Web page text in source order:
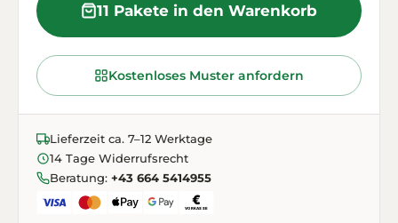
11 Pakete in den Warenkorb
Kostenloses Muster anfordern
Lieferzeit ca. 7–12 Werktage
14 Tage Widerrufsrecht
Beratung: +43 664 5414955